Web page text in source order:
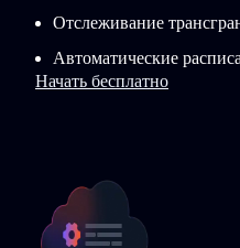
Отслеживание
Автоматические
Начать бесплатно